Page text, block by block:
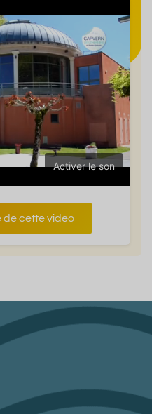
Activer le son
de cette video